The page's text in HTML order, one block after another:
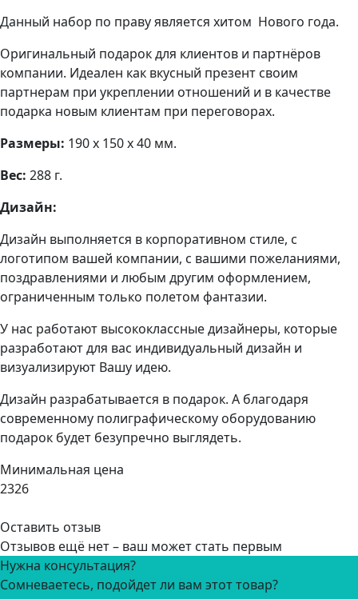
Данный набор по праву является хитом Нового года.
Оригинальный подарок для клиентов и партнёров
компании. Идеален как вкусный презент своим
партнерам при укреплении отношений и в качестве
подарка новым клиентам при переговорах.
Размеры: 190 х 150 х 40 мм.
Вес: 288 г.
Дизайн:
Дизайн выполняется в корпоративном стиле, с
логотипом вашей компании, с вашими пожеланиями,
поздравлениями и любым другим оформлением,
ограниченным только полетом фантазии.
У нас работают высококлассные дизайнеры, которые
разработают для вас индивидуальный дизайн и
визуализируют Вашу идею.
Дизайн разрабатывается в подарок. А благодаря
современному полиграфическому оборудованию
подарок будет безупречно выглядеть.
Минимальная цена
2326
Оставить отзыв
Отзывов ещё нет – ваш может стать первым
Нужна консультация?
Сомневаетесь, подойдет ли вам этот товар?